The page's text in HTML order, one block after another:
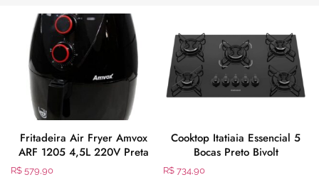
Fritadeira Air Fryer Amvox
ARF 1205 4,5L 220V Preta
R$ 579,90
Cooktop Itatiaia Essencial 5
Bocas Preto Bivolt
R$ 734,90